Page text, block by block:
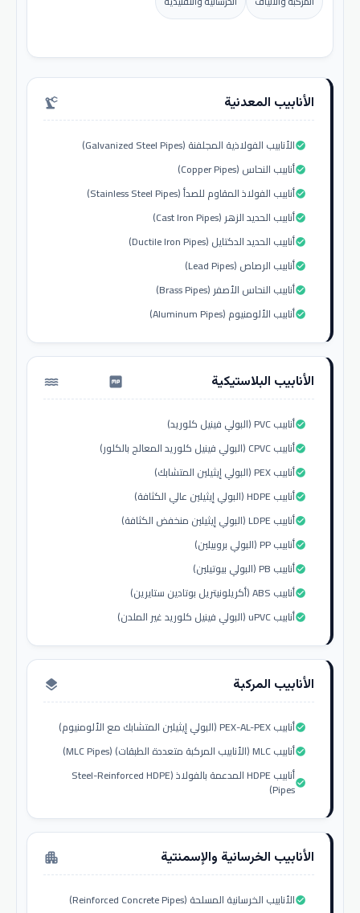
الأنابيب المعدنية precision_manufacturing
الأنابيب الفولاذية المجلفنة (Galvanized Steel Pipes)check_circle
أنابيب النحاس (Copper Pipes)check_circle
أنابيب الفولاذ المقاوم للصدأ (Stainless Steel Pipes)check_circle
أنابيب الحديد الزهر (Cast Iron Pipes)check_circle
أنابيب الحديد الدكتايل (Ductile Iron Pipes)check_circle
أنابيب الرصاص (Lead Pipes)check_circle
أنابيب النحاس الأصفر (Brass Pipes)check_circle
أنابيب الألومنيوم (Aluminum Pipes)check_circle
الأنابيب البلاستيكية water_pump
أنابيب PVC (البولي فينيل كلوريد)check_circle
أنابيب CPVC (البولي فينيل كلوريد المعالج بالكلور)check_circle
أنابيب PEX (البولي إيثيلين المتشابك)check_circle
أنابيب HDPE (البولي إيثيلين عالي الكثافة)check_circle
أنابيب LDPE (البولي إيثيلين منخفض الكثافة)check_circle
أنابيب PP (البولي بروبيلين)check_circle
أنابيب PB (البولي بيوتيلين)check_circle
أنابيب ABS (أكريلونيتريل بوتادين ستايرين)check_circle
أنابيب uPVC (البولي فينيل كلوريد غير الملدن)check_circle
الأنابيب المركبة layers
أنابيب PEX-AL-PEX (البولي إيثيلين المتشابك مع الألومنيوم)check_circle
أنابيب MLC (الأنابيب المركبة متعددة الطبقات) (MLC Pipes)check_circle
أنابيب HDPE المدعمة بالفولاذ (Steel-Reinforced HDPE
Pipes)check_circle
الأنابيب الخرسانية والإسمنتية apartment
الأنابيب الخرسانية المسلحة (Reinforced Concrete Pipes)check_circle